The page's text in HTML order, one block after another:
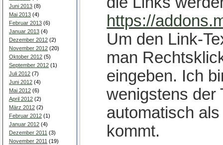
Juni 2013 (8)
Mai 2013 (4)
Februar 2013 (6)
Januar 2013 (4)
Dezember 2012 (2)
November 2012 (20)
Oktober 2012 (5)
September 2012 (1)
Juli 2012 (7)
Juni 2012 (4)
Mai 2012 (6)
April 2012 (2)
März 2012 (2)
Februar 2012 (1)
Januar 2012 (4)
Dezember 2011 (3)
November 2011 (19)
https://
Um den Link-
man
eingeben. Ich
wenigstens der
automatisch
kommt.